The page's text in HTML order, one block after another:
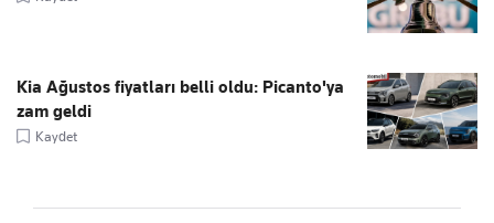
Kia Ağustos fiyatları belli oldu: Picanto'ya
zam geldi
Kaydet